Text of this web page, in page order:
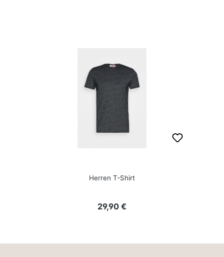
Herren T-Shirt
Regulärer Preis:
29,90 €